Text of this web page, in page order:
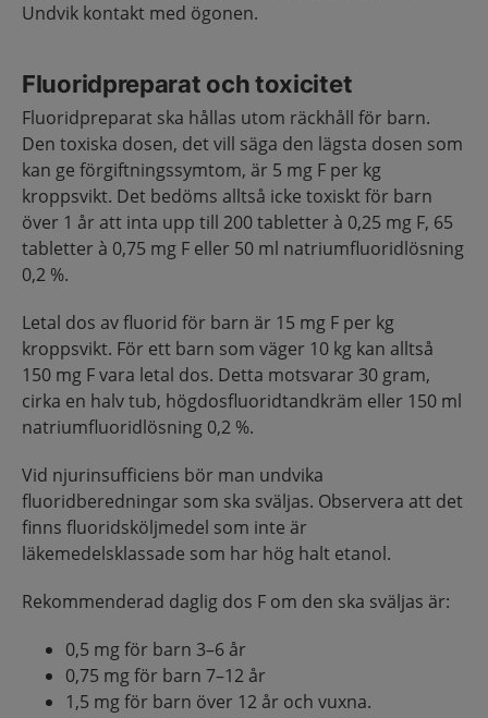
Undvik kontakt med ögonen.
Fluoridpreparat och toxicitet
Fluoridpreparat ska hållas utom räckhåll för barn.
Den toxiska dosen, det vill säga den lägsta dosen som
kan ge förgiftningssymtom, är 5 mg F per kg
kroppsvikt. Det bedöms alltså icke toxiskt för barn
över 1 år att inta upp till 200 tabletter à 0,25 mg F, 65
tabletter à 0,75 mg F eller 50 ml natriumfluoridlösning
0,2 %.
Letal dos av fluorid för barn är 15 mg F per kg
kroppsvikt. För ett barn som väger 10 kg kan alltså
150 mg F vara letal dos. Detta motsvarar 30 gram,
cirka en halv tub, högdosfluoridtandkräm eller 150 ml
natriumfluoridlösning 0,2 %.
Vid njurinsufficiens bör man undvika
fluoridberedningar som ska sväljas. Observera att det
finns fluoridsköljmedel som inte är
läkemedelsklassade som har hög halt etanol.
Rekommenderad daglig dos F om den ska sväljas är:
0,5 mg för barn 3–6 år
0,75 mg för barn 7–12 år
1,5 mg för barn över 12 år och vuxna.